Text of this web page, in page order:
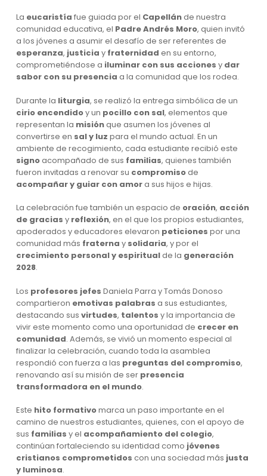
La eucaristía fue guiada por el Capellánde nuestra
comunidad educativa, el Padre Andrés Moro, quien invitó
a los jóvenes a asumir el desafío de ser referentes de
esperanza, justicia y fraternidad en su entorno,
comprometiéndose a iluminar con sus acciones y dar
sabor con su presencia a la comunidad que los rodea.
Durante la liturgia, se realizó la entrega simbólica de un
cirio encendidoy un pocillo con sal, elementos que
representan la misiónque asumen los jóvenes al
convertirse en sal y luz para el mundo actual. En un
ambiente de recogimiento, cada estudiante recibió este
signoacompañado de sus familias, quienes también
fueron invitadas a renovar su compromisode
acompañar y guiar con amora sus hijos e hijas.
La celebración fue también un espacio de oración, acción
de gracias y reflexión, en el que los propios estudiantes,
apoderados y educadores elevaron peticiones por una
comunidad más fraterna y solidaria, y por el
crecimiento personal y espiritualde la generación
2028.
Los profesores jefes Daniela Parra y Tomás Donoso
compartieron emotivas palabras a sus estudiantes,
destacando sus virtudes, talentos y la importancia de
vivir este momento como una oportunidad de crecer en
comunidad. Además, se vivió un momento especial al
finalizar la celebración, cuando toda la asamblea
respondió con fuerza a las preguntas del compromiso,
renovando así su misión de ser presencia
transformadora en el mundo.
Este hito formativomarca un paso importante en el
camino de nuestros estudiantes, quienes, con el apoyo de
sus familias y el acompañamiento del colegio,
continúan fortaleciendo su identidad como jóvenes
cristianos comprometidos con una sociedad más justa
y luminosa.